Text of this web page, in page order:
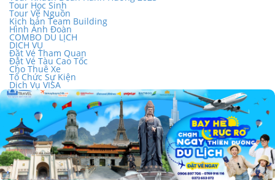
Tour Học Sinh
Tour Về Nguồn
Kịch bản Team Building
Hình Ảnh Đoàn
COMBO DU LỊCH
DỊCH VỤ
Đặt Vé Tham Quan
Đặt Vé Tàu Cao Tốc
Cho Thuê Xe
Tổ Chức Sự Kiện
Dịch Vụ VISA